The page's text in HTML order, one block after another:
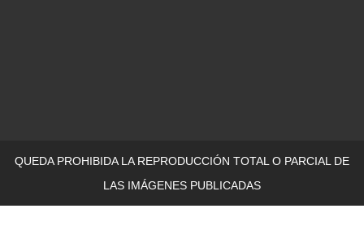
QUEDA PROHIBIDA LA REPRODUCCIÓN TOTAL O PARCIAL DE
LAS IMÁGENES PUBLICADAS